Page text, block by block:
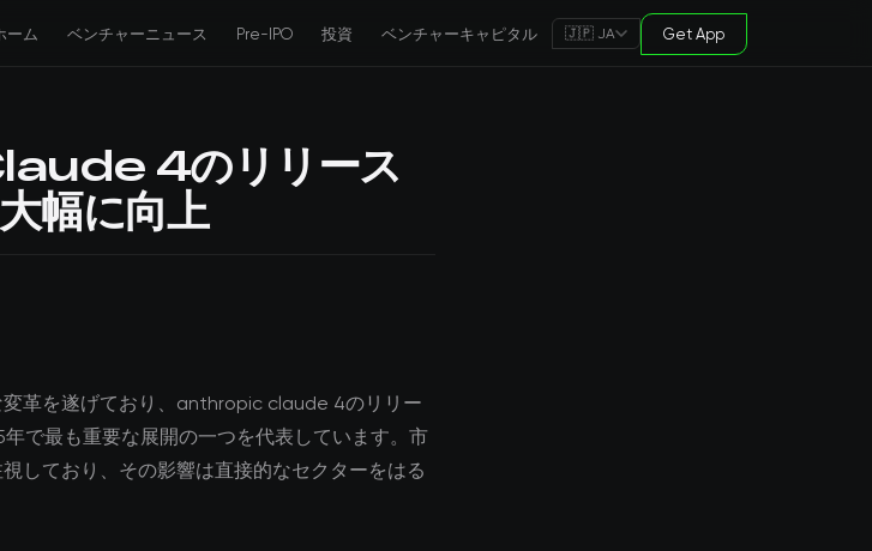
ーム ベンチャーニュース Pre-IPO 投資 ベンチャーキャピタル 🇯🇵 JA Get App
4のリリース
幅に向上
革を遂げており、anthropic claude 4のリリー
で最も重要な展開の一つを代表しています。市
しており、その影響は直接的なセクターをはる